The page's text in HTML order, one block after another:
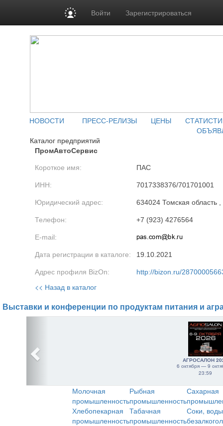
Войти Зарегистрироваться
НОВОСТИ ПРЕСС-РЕЛИЗЫ ЦЕНЫ
Каталог предприятий
ПромАвтоСервис
Короткое имя: ПАС
ИНН: 7017338376/701701001
Юридический адрес: 634024 Томская область
Телефон: +7 (923) 4276564
E-mail:
Дата регистрации в каталоге: 19.10.2021
Адрес профиля BizOn: http://bizon.ru/
<< Назад в каталог
Выставки и конференции по продуктам питания и
АГРОСАЛОН
6 октября — 9
23:59
Молочная
промышленность
Рыбная
промышленность
Сахарная
Хлебопекарная
промышленность
Табачная
промышленность
Соки,